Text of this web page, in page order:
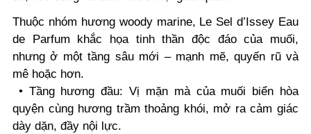
Thuộc nhóm hương woody marine, Le Sel d’Issey Eau
de Parfum khắc họa tinh thần độc đáo của muối,
nhưng ở một tầng sâu mới – mạnh mẽ, quyến rũ và
mê hoặc hơn.
• Tầng hương đầu: Vị mặn mà của muối biển hòa
quyện cùng hương trầm thoảng khói, mở ra cảm giác
dày dặn, đầy nội lực.